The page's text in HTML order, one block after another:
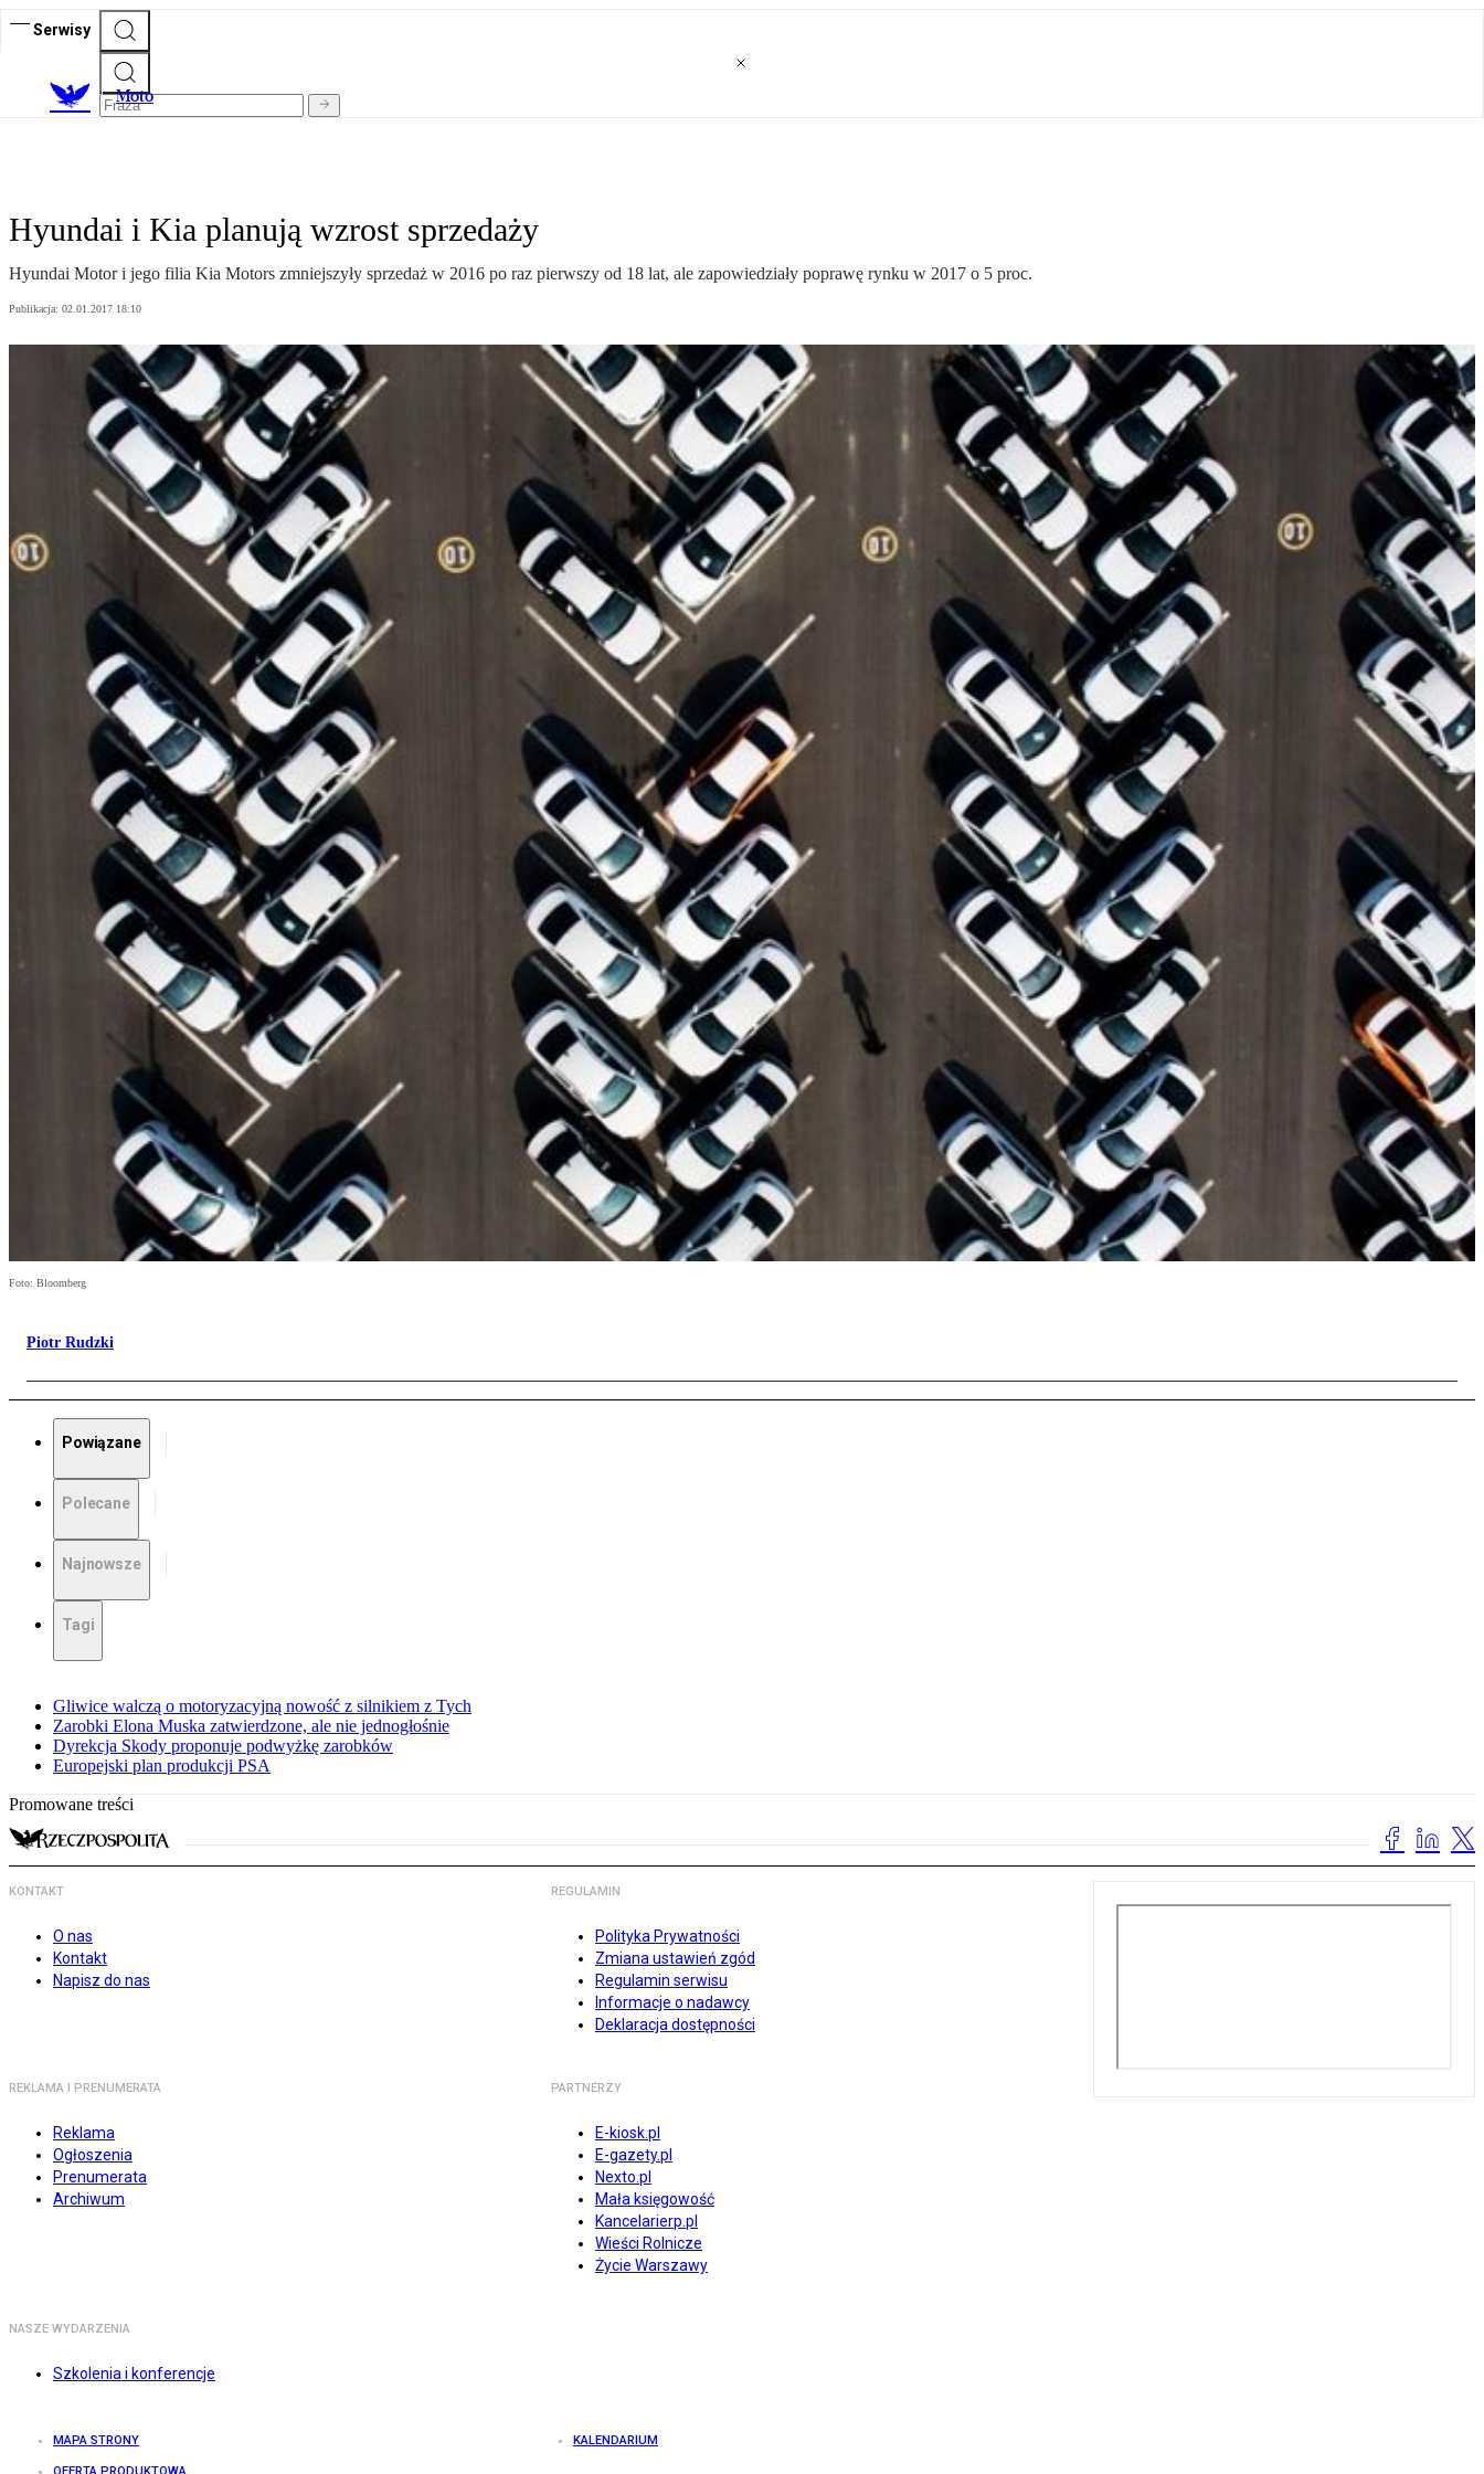
Serwisy
Moto
Hyundai i Kia planują wzrost sprzedaży
Hyundai Motor i jego filia Kia Motors zmniejszyły sprzedaż w 2016 po raz pierwszy od 18 lat, ale zapowiedziały poprawę rynku w 2017 o 5 proc.
Publikacja: 02.01.2017 18:10
Foto: Bloomberg
Piotr Rudzki
Powiązane
Polecane
Najnowsze
Tagi
Gliwice walczą o motoryzacyjną nowość z silnikiem z Tych
Zarobki Elona Muska zatwierdzone, ale nie jednogłośnie
Dyrekcja Skody proponuje podwyżkę zarobków
Europejski plan produkcji PSA
Promowane treści
KONTAKT
O nas
Kontakt
Napisz do nas
REGULAMIN
Polityka Prywatności
Zmiana ustawień zgód
Regulamin serwisu
Informacje o nadawcy
Deklaracja dostępności
REKLAMA I PRENUMERATA
Reklama
Ogłoszenia
Prenumerata
Archiwum
PARTNERZY
E-kiosk.pl
E-gazety.pl
Nexto.pl
Mała księgowość
Kancelarierp.pl
Wieści Rolnicze
Życie Warszawy
NASZE WYDARZENIA
Szkolenia i konferencje
MAPA STRONY KALENDARIUM